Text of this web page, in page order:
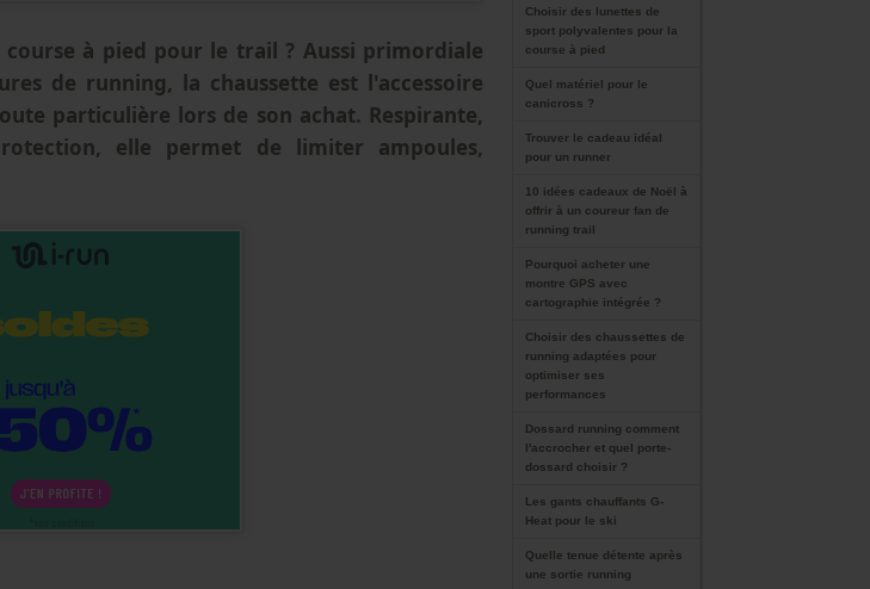
course à pied pour le trail ? Aussi primordiale
de running, la chaussette est l'accessoire
particulière lors de son achat. Respirante,
elle permet de limiter ampoules,
Choisir des lunettes de
sport polyvalentes pour la
course à pied
Quel matériel pour le
canicross ?
Trouver le cadeau idéal
pour un runner
10 idées cadeaux de Noël à
offrir à un coureur fan de
running trail
Pourquoi acheter une
montre GPS avec
cartographie intégrée ?
Choisir des chaussettes de
running adaptées pour
optimiser ses
performances
Dossard running comment
l'accrocher et quel porte-
dossard choisir ?
Les gants chauffants G-
Heat pour le ski
Quelle tenue détente après
une sortie running